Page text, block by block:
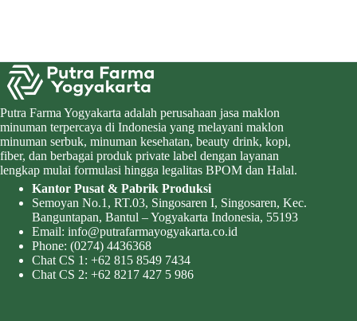
Putra Farma Yogyakarta adalah perusahaan jasa maklon
minuman terpercaya di Indonesia yang melayani maklon
minuman serbuk, minuman kesehatan, beauty drink, kopi,
fiber, dan berbagai produk private label dengan layanan
lengkap mulai formulasi hingga legalitas BPOM dan Halal.
Kantor Pusat & Pabrik Produksi
Semoyan No.1, RT.03, Singosaren I, Singosaren, Kec.
Banguntapan, Bantul – Yogyakarta Indonesia, 55193
Email: info@putrafarmayogyakarta.co.id
Phone: (0274) 4436368
Chat CS 1: +62 815 8549 7434
Chat CS 2: +62 8217 427 5 986